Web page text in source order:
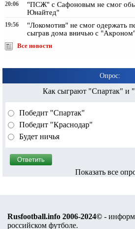
20:06
"ПСЖ" с Сафоновым не смог
Юнайтед"
19:56
"Локомотив" не смог одержать
сыграв дома вничью с
Все новости
Опрос:
Как сыграют "Спартак" и
Победит "Спартак"
Победит "Краснодар"
Будет ничья
Показать все
Rusfootball.info 2006-2024© -
российском футболе.